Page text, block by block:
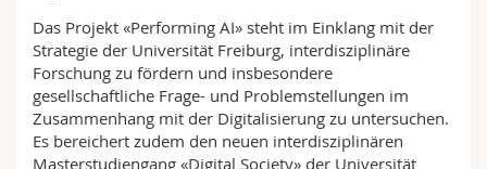
Das Projekt «Performing AI» steht im Einklang mit der
Strategie der Universität Freiburg, interdisziplinäre
Forschung zu fördern und insbesondere
gesellschaftliche Frage- und Problemstellungen im
Zusammenhang mit der Digitalisierung zu untersuchen.
Es bereichert zudem den neuen interdisziplinären
Masterstudiengang «Digital Society» der Universität